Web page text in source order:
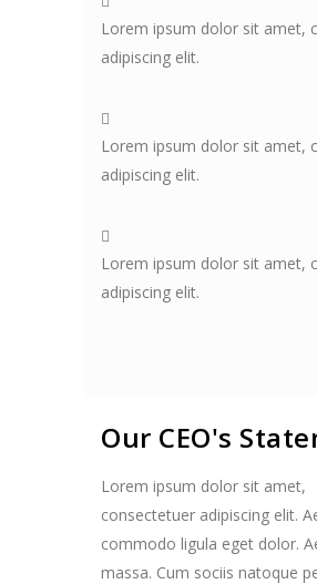
Lorem ipsum dolor sit amet,
adipiscing elit.
Lorem ipsum dolor sit amet,
adipiscing elit.
Lorem ipsum dolor sit amet,
adipiscing elit.
Our CEO's
Lorem ipsum dolor sit amet,
consectetuer adipiscing elit.
commodo ligula eget dolor.
massa. Cum sociis natoque